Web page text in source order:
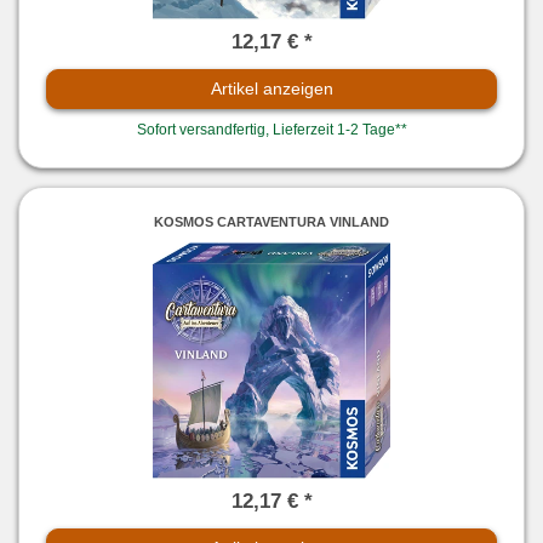
12,17 € *
Artikel anzeigen
Sofort versandfertig, Lieferzeit 1-2 Tage**
KOSMOS CARTAVENTURA VINLAND
12,17 € *